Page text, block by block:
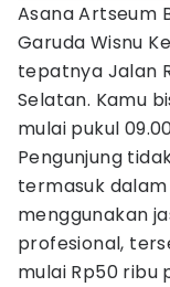
Asana Artseum
Garuda Wisnu
tepatnya Jalan
Selatan. Kamu
mulai pukul
Pengunjung
termasuk dalam
menggunakan
profesional,
mulai Rp50 ribu